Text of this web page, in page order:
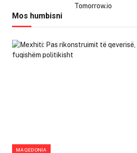
Mos humbisni
MAQEDONIA